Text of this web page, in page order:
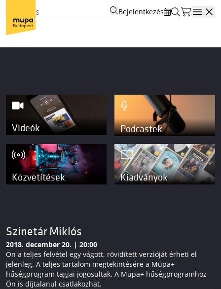
Bejelentkezés
Videók Podcastek
Közvetítések Kiadványok
Szinetár Miklós
2018. december 20. | 20:00
Ön a teljes felvétel egy vágott, rövidített verzióját érheti el
jelenleg. A teljes tartalom megtekintésére a Müpa+
hűségprogram tagjai jogosultak. A Müpa+ hűségprogramhoz
Ön is díjtalanul csatlakozhat.